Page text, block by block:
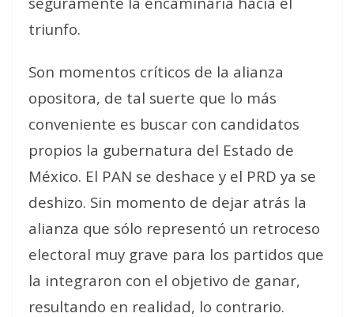
triunfo.
Son momentos críticos de la alianza
opositora, de tal suerte que lo más
conveniente es buscar con candidatos
propios la gubernatura del Estado de
México. El PAN se deshace y el PRD ya se
deshizo. Sin momento de dejar atrás la
alianza que sólo representó un retroceso
electoral muy grave para los partidos que
la integraron con el objetivo de ganar,
resultando en realidad, lo contrario.